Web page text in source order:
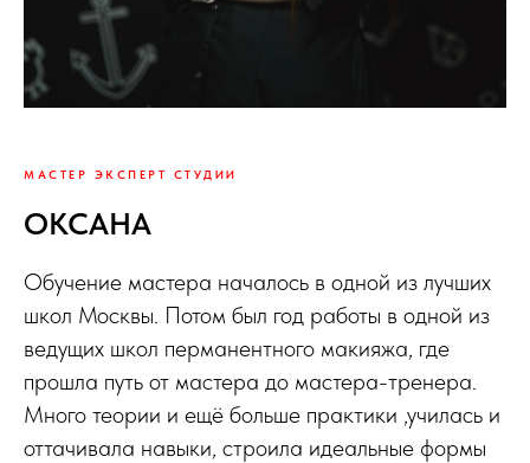
МАСТЕР ЭКСПЕРТ СТУДИИ
ОКСАНА
Обучение мастера началось в одной из лучших
школ Москвы. Потом был год работы в одной из
ведущих школ перманентного макияжа, где
прошла путь от мастера до мастера-тренера.
Много теории и ещё больше практики ,училась и
оттачивала навыки, строила идеальные формы